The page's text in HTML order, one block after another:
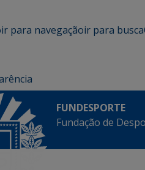
ir para navegaçãoir para busca
FUNDESPORTE
Fundação de